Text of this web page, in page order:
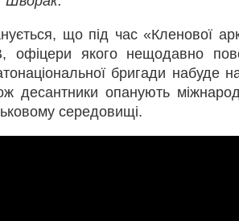
що під час «Кленової
офіцери якого нещодавно
бригади набуде
десантники опанують
середовищі.